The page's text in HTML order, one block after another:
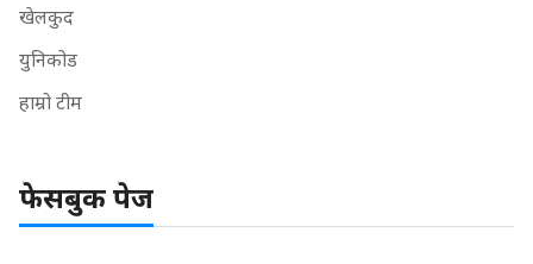
खेलकुद
युनिकोड
हाम्रो टीम
फेसबुक पेज